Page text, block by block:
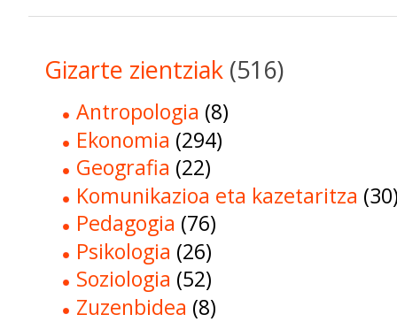
Gizarte zientziak (516)
Antropologia (8)
Ekonomia (294)
Geografia (22)
Komunikazioa eta kazetaritza
Pedagogia (76)
Psikologia (26)
Soziologia (52)
Zuzenbidea (8)